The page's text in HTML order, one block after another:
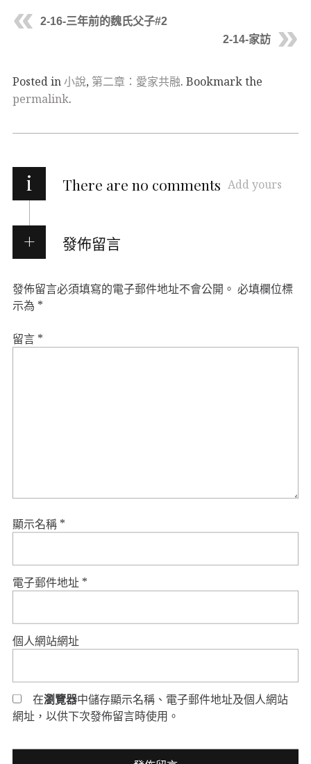
2-16-三年前的魏氏父子#2
2-14-家訪
Posted in小說, 第二章：愛家共融. Bookmark the
permalink.
i There are no comments Add yours
發佈留言
發佈留言必須填寫的電子郵件地址不會公開。 必填欄位標
示為 *
留言 *
顯示名稱 *
電子郵件地址 *
個人網站網址
在瀏覽器中儲存顯示名稱、電子郵件地址及個人網站
網址，以供下次發佈留言時使用。